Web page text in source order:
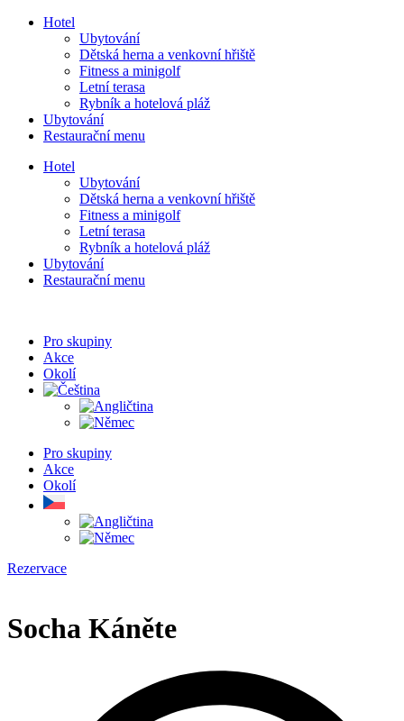
Přejít
Hotel
Ubytování
Dětská herna a venkovní hřiště
Fitness a minigolf
Letní terasa
Rybník a hotelová pláž
Ubytování
Restaurační menu
Hotel
Ubytování
Dětská herna a venkovní hřiště
Fitness a minigolf
Letní terasa
Rybník a hotelová pláž
Ubytování
Restaurační menu
Pro skupiny
Akce
Okolí
Pro skupiny
Akce
Okolí
Rezervace
Socha Káněte​